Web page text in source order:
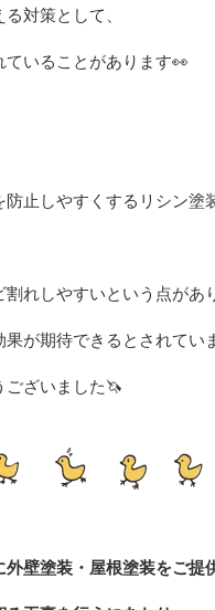
対策として、
いることがあります👀
止しやすくするリシン塗
割れしやすいという点があ
が期待できるとされてい
ございました🦄
壁塗装・屋根塗装をご提